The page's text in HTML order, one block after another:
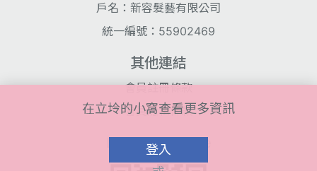
戶名：新容髮藝有限公司
統一編號：55902469
其他連結
會員註冊條款
會員隱私條款
Line@ QR Code
在立坽的小窩查看更多資訊
登入